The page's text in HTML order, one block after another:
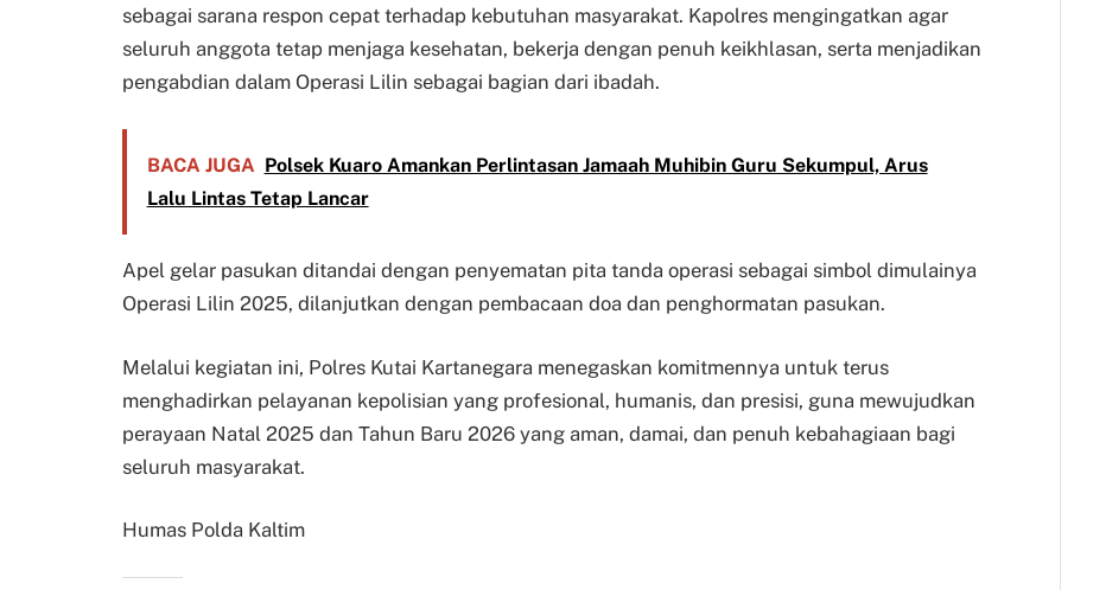
sebagai sarana respon cepat terhadap kebutuhan masyarakat. Kapolres mengingatkan agar
seluruh anggota tetap menjaga kesehatan, bekerja dengan penuh keikhlasan, serta menjadikan
pengabdian dalam Operasi Lilin sebagai bagian dari ibadah.
BACA JUGA Polsek Kuaro Amankan Perlintasan Jamaah Muhibin Guru Sekumpul, Arus
Lalu Lintas Tetap Lancar
Apel gelar pasukan ditandai dengan penyematan pita tanda operasi sebagai simbol dimulainya
Operasi Lilin 2025, dilanjutkan dengan pembacaan doa dan penghormatan pasukan.
Melalui kegiatan ini, Polres Kutai Kartanegara menegaskan komitmennya untuk terus
menghadirkan pelayanan kepolisian yang profesional, humanis, dan presisi, guna mewujudkan
perayaan Natal 2025 dan Tahun Baru 2026 yang aman, damai, dan penuh kebahagiaan bagi
seluruh masyarakat.
Humas Polda Kaltim